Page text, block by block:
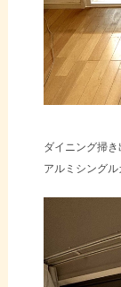
ダイニング掃き
アルミシング